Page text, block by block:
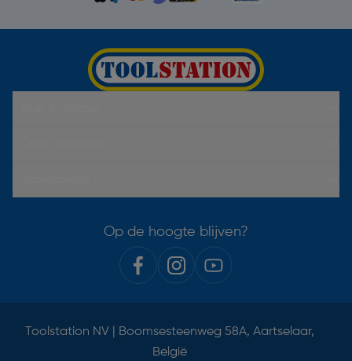
Op de hoogte blijven?
Toolstation NV | Boomsesteenweg 58A, Aartselaar,
België